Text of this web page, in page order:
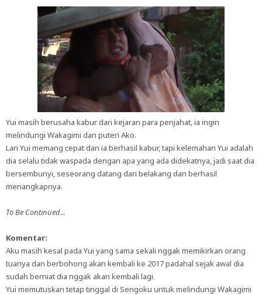
Yui masih berusaha kabur dari kejaran para penjahat, ia ingin
melindungi Wakagimi dan puteri Ako.
Lari Yui memang cepat dan ia berhasil kabur, tapi kelemahan Yui adalah
dia selalu tidak waspada dengan apa yang ada didekatnya, jadi saat dia
bersembunyi, seseorang datang dari belakang dan berhasil
menangkapnya.
To Be Continued...
Komentar:
Aku masih kesal pada Yui yang sama sekali nggak memikirkan orang
tuanya dan berbohong akan kembali ke 2017 padahal sejak awal dia
sudah berniat dia nggak akan kembali lagi.
Yui memutuskan tetap tinggal di Sengoku untuk melindungi Wakagimi